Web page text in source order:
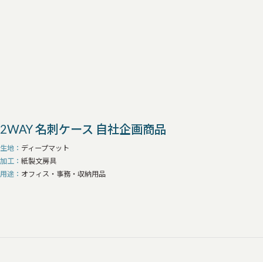
2WAY 名刺ケース 自社企画商品
生地
ディープマット
加工
紙製文房具
用途
オフィス・事務・収納用品